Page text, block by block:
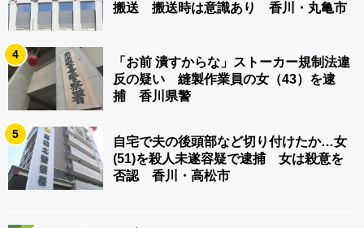
搬送 搬送時は意識あり 香川・丸亀市
4
「お前 潰すからな」ストーカー規制法違
反の疑い 縫製作業員の女（43）を逮
捕 香川県警
5
自宅で夫の後頭部など切り付けたか…女
(51)を殺人未遂容疑で逮捕 女は殺意を
否認 香川・高松市